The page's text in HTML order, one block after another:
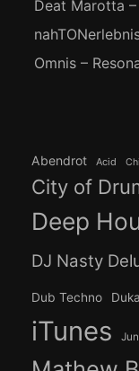
Deat Marotta
Omnis –
Abendrot Acid
City of
Deep
DJ Nasty
Dub Techno
iTunes